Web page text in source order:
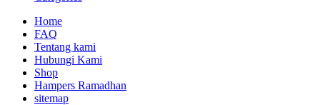
Home
FAQ
Tentang kami
Hubungi Kami
Shop
Hampers Ramadhan
sitemap